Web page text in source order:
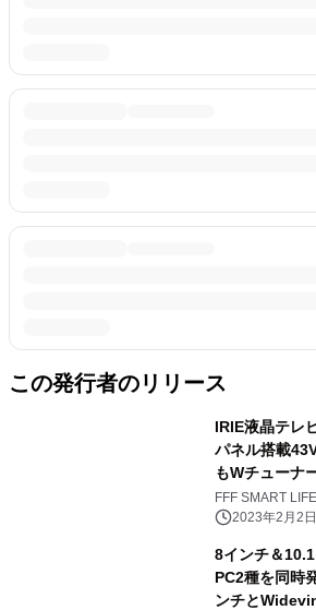
この発行者のリリース
IRIE液晶テレ
パネル搭載
もWチューナ
売～
FFF SMART
2023年2月2
8インチ＆
PC2種を同時
ンチと